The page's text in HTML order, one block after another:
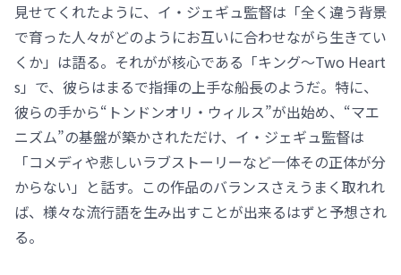
見せてくれたように、イ・ジェギュ監督は「全く違う背景
で育った人々がどのようにお互いに合わせながら生きてい
くか」は語る。それがが核心である「キング～Two Heart
s」で、彼らはまるで指揮の上手な船長のようだ。特に、
彼らの手から“トンドンオリ・ウィルス”が出始め、“マエ
ニズム”の基盤が築かされただけ、イ・ジェギュ監督は
「コメディや悲しいラブストーリーなど一体その正体が分
からない」と話す。この作品のバランスさえうまく取れれ
ば、様々な流行語を生み出すことが出来るはずと予想され
る。